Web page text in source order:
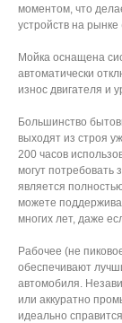
моментом, что
устройств на
Мойка оснащена
автоматически
износ двигателя и
Большинство
выходят из строя
200 часов
могут потребовать
является
можете
многих лет, даже
Рабочее (не
обеспечивают
автомобиля.
или аккуратно
идеально